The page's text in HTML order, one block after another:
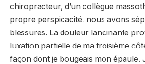
chiropracteur, d’un collègue
propre perspicacité, nous avons
blessures. La douleur lancinante
luxation partielle de ma troisième
façon dont je bougeais mon épaule.